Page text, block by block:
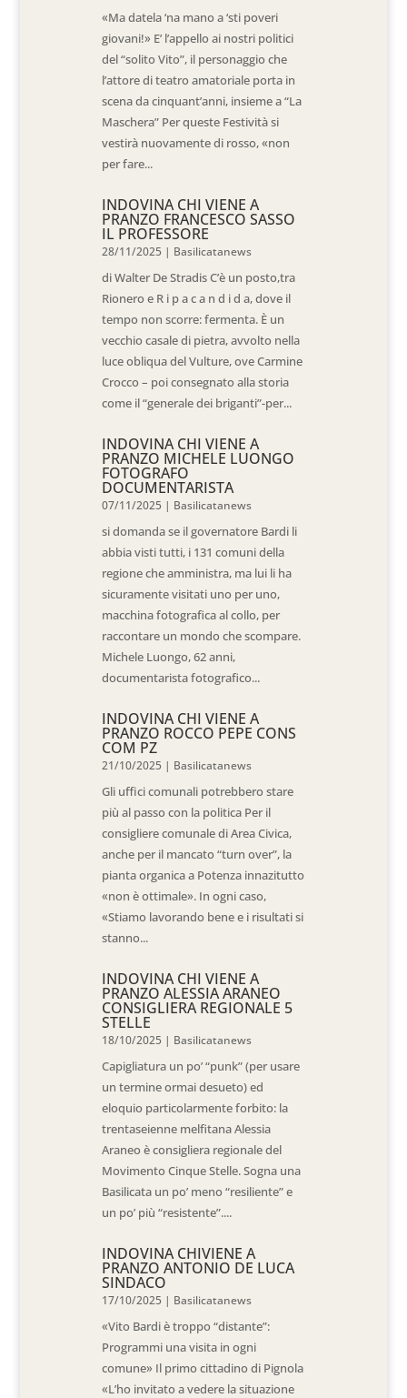
«Ma datela ‘na mano a ‘sti poveri
giovani!» E’ l’appello ai nostri politici
del “solito Vito”, il personaggio che
l’attore di teatro amatoriale porta in
scena da cinquant’anni, insieme a “La
Maschera” Per queste Festività si
vestirà nuovamente di rosso, «non
per fare...
INDOVINA CHI VIENE A
PRANZO FRANCESCO SASSO
IL PROFESSORE
28/11/2025 | Basilicatanews
di Walter De Stradis C’è un posto,tra
Rionero e R i p a c a n d i d a, dove il
tempo non scorre: fermenta. È un
vecchio casale di pietra, avvolto nella
luce obliqua del Vulture, ove Carmine
Crocco – poi consegnato alla storia
come il “generale dei briganti”-per...
INDOVINA CHI VIENE A
PRANZO MICHELE LUONGO
FOTOGRAFO
DOCUMENTARISTA
07/11/2025 | Basilicatanews
si domanda se il governatore Bardi li
abbia visti tutti, i 131 comuni della
regione che amministra, ma lui li ha
sicuramente visitati uno per uno,
macchina fotografica al collo, per
raccontare un mondo che scompare.
Michele Luongo, 62 anni,
documentarista fotografico...
INDOVINA CHI VIENE A
PRANZO ROCCO PEPE CONS
COM PZ
21/10/2025 | Basilicatanews
Gli uffici comunali potrebbero stare
più al passo con la politica Per il
consigliere comunale di Area Civica,
anche per il mancato “turn over”, la
pianta organica a Potenza innazitutto
«non è ottimale». In ogni caso,
«Stiamo lavorando bene e i risultati si
stanno...
INDOVINA CHI VIENE A
PRANZO ALESSIA ARANEO
CONSIGLIERA REGIONALE 5
STELLE
18/10/2025 | Basilicatanews
Capigliatura un po’ “punk” (per usare
un termine ormai desueto) ed
eloquio particolarmente forbito: la
trentaseienne melfitana Alessia
Araneo è consigliera regionale del
Movimento Cinque Stelle. Sogna una
Basilicata un po’ meno “resiliente” e
un po’ più “resistente”....
INDOVINA CHIVIENE A
PRANZO ANTONIO DE LUCA
SINDACO
17/10/2025 | Basilicatanews
«Vito Bardi è troppo “distante”:
Programmi una visita in ogni
comune» Il primo cittadino di Pignola
«L’ho invitato a vedere la situazione